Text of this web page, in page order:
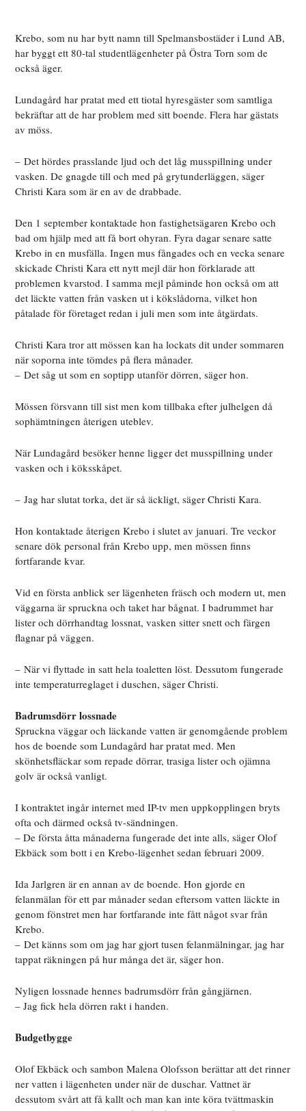
Krebo, som nu har bytt namn till Spelmansbostäder i Lund AB,
har byggt ett 80-tal studentlägenheter på Östra Torn som de
också äger.
Lundagård har pratat med ett tiotal hyresgäster som samtliga
bekräftar att de har problem med sitt boende. Flera har gästats
av möss.
– Det hördes prasslande ljud och det låg musspillning under
vasken. De gnagde till och med på grytunderläggen, säger
Christi Kara som är en av de drabbade.
Den 1 september kontaktade hon fastighetsägaren Krebo och
bad om hjälp med att få bort ohyran. Fyra dagar senare satte
Krebo in en musfälla. Ingen mus fångades och en vecka senare
skickade Christi Kara ett nytt mejl där hon förklarade att
problemen kvarstod. I samma mejl påminde hon också om att
det läckte vatten från vasken ut i kökslådorna, vilket hon
påtalade för företaget redan i juli men som inte åtgärdats.
Christi Kara tror att mössen kan ha lockats dit under sommaren
när soporna inte tömdes på flera månader.
– Det såg ut som en soptipp utanför dörren, säger hon.
Mössen försvann till sist men kom tillbaka efter julhelgen då
sophämtningen återigen uteblev.
När Lundagård besöker henne ligger det musspillning under
vasken och i köksskåpet.
– Jag har slutat torka, det är så äckligt, säger Christi Kara.
Hon kontaktade återigen Krebo i slutet av januari. Tre veckor
senare dök personal från Krebo upp, men mössen finns
fortfarande kvar.
Vid en första anblick ser lägenheten fräsch och modern ut, men
väggarna är spruckna och taket har bågnat. I badrummet har
lister och dörrhandtag lossnat, vasken sitter snett och färgen
flagnar på väggen.
– När vi flyttade in satt hela toaletten löst. Dessutom fungerade
inte temperaturreglaget i duschen, säger Christi.
Badrumsdörr lossnade
Spruckna väggar och läckande vatten är genomgående problem
hos de boende som Lundagård har pratat med. Men
skönhetsfläckar som repade dörrar, trasiga lister och ojämna
golv är också vanligt.
I kontraktet ingår internet med IP-tv men uppkopplingen bryts
ofta och därmed också tv-sändningen.
– De första åtta månaderna fungerade det inte alls, säger Olof
Ekbäck som bott i en Krebo-lägenhet sedan februari 2009.
Ida Jarlgren är en annan av de boende. Hon gjorde en
felanmälan för ett par månader sedan eftersom vatten läckte in
genom fönstret men har fortfarande inte fått något svar från
Krebo.
– Det känns som om jag har gjort tusen felanmälningar, jag har
tappat räkningen på hur många det är, säger hon.
Nyligen lossnade hennes badrumsdörr från gångjärnen.
– Jag fick hela dörren rakt i handen.
Budgetbygge
Olof Ekbäck och sambon Malena Olofsson berättar att det rinner
ner vatten i lägenheten under när de duschar. Vattnet är
dessutom svårt att få kallt och man kan inte köra tvättmaskin